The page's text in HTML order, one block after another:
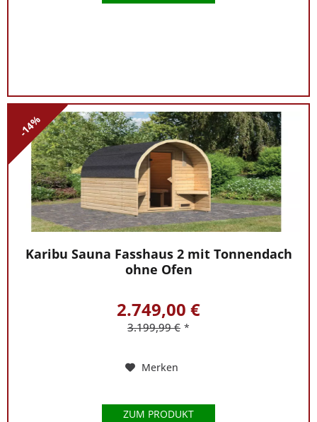
-14%
Karibu Sauna Fasshaus 2 mit Tonnendach
ohne Ofen
2.749,00 €
3.199,99 € *
Merken
ZUM PRODUKT